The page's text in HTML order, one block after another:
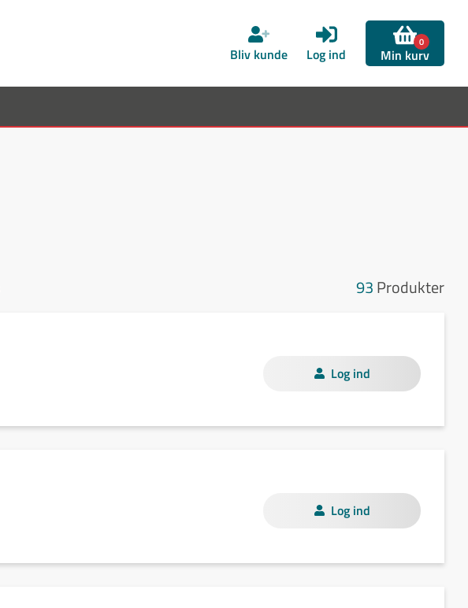
Bliv kunde Log ind
0
Min kurv
93Produkter
Log ind
Log ind